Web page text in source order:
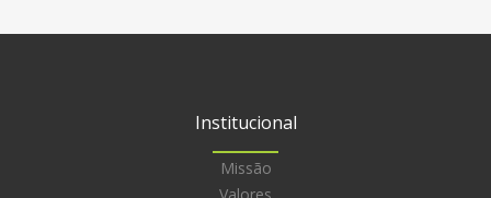
Institucional
Missão